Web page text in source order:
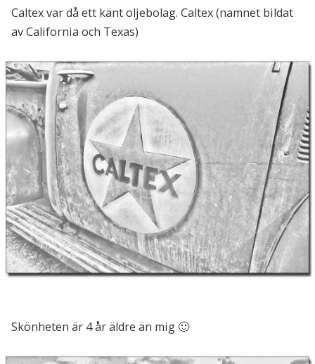
Caltex var då ett känt oljebolag. Caltex (namnet bildat
av California och Texas)
Skönheten är 4 år äldre än mig 🙂